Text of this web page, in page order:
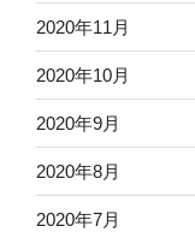
2020年11月
2020年10月
2020年9月
2020年8月
2020年7月